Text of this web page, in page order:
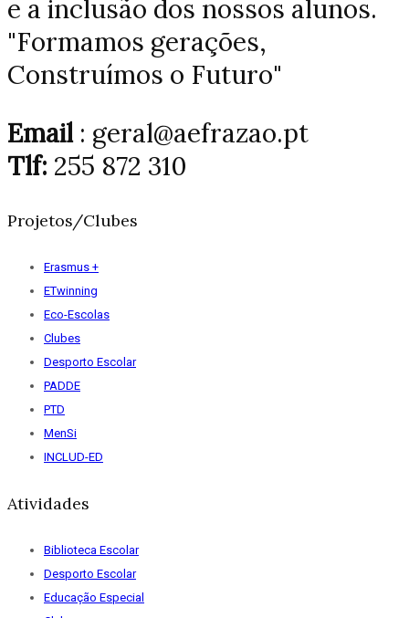
e a inclusão dos nossos alunos.
"Formamos gerações,
Construímos o Futuro"
Email: geral@aefrazao.pt
Tlf: 255 872 310
Projetos/Clubes
Erasmus +
ETwinning
Eco-Escolas
Clubes
Desporto Escolar
PADDE
PTD
MenSi
INCLUD-ED
Atividades
Biblioteca Escolar
Desporto Escolar
Educação Especial